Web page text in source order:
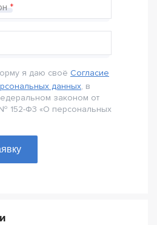
я даю своё Согласие
данных, в
законом от
152-Ф3 «О персональных